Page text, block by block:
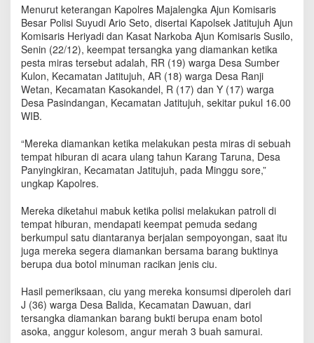
4
R
e
m
a
j
a
D
i
d
u
k
l
s
e
k
J
a
i
t
u
j
Menurut keterangan Kapolres Majalengka Ajun Komisaris
Besar Polisi Suyudi Ario Seto, disertai Kapolsek Jatitujuh Ajun
Komisaris Heriyadi dan Kasat Narkoba Ajun Komisaris Susilo,
Senin (22/12), keempat tersangka yang diamankan ketika
pesta miras tersebut adalah, RR (19) warga Desa Sumber
Kulon, Kecamatan Jatitujuh, AR (18) warga Desa Ranji
Wetan, Kecamatan Kasokandel, R (17) dan Y (17) warga
Desa Pasindangan, Kecamatan Jatitujuh, sekitar pukul 16.00
WIB.
“Mereka diamankan ketika melakukan pesta miras di sebuah
tempat hiburan di acara ulang tahun Karang Taruna, Desa
Panyingkiran, Kecamatan Jatitujuh, pada Minggu sore,”
ungkap Kapolres.
Mereka diketahui mabuk ketika polisi melakukan patroli di
tempat hiburan, mendapati keempat pemuda sedang
berkumpul satu diantaranya berjalan sempoyongan, saat itu
juga mereka segera diamankan bersama barang buktinya
berupa dua botol minuman racikan jenis ciu.
Hasil pemeriksaan, ciu yang mereka konsumsi diperoleh dari
J (36) warga Desa Balida, Kecamatan Dawuan, dari
tersangka diamankan barang bukti berupa enam botol
asoka, anggur kolesom, angur merah 3 buah samurai.